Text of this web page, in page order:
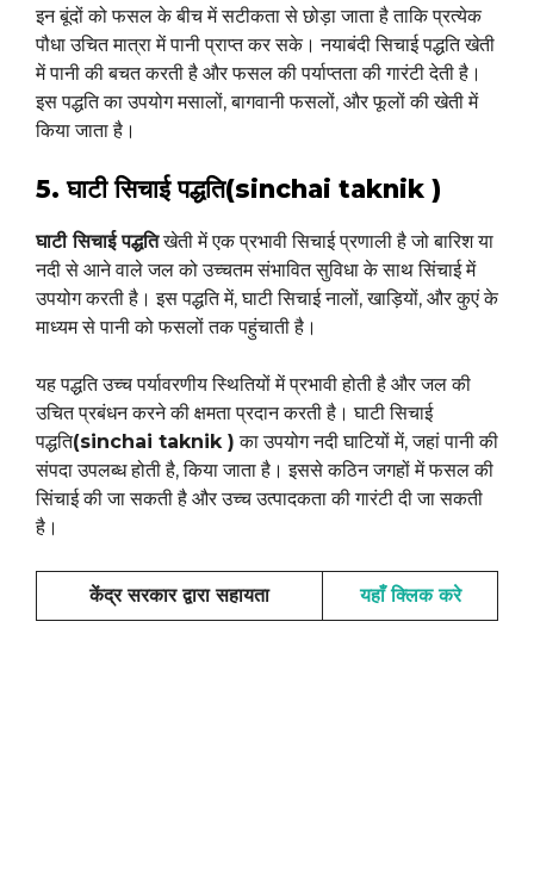
इन बूंदों को फसल के बीच में सटीकता से छोड़ा जाता है ताकि प्रत्येक
पौधा उचित मात्रा में पानी प्राप्त कर सके। नयाबंदी सिचाई पद्धति खेती
में पानी की बचत करती है और फसल की पर्याप्तता की गारंटी देती है।
इस पद्धति का उपयोग मसालों, बागवानी फसलों, और फूलों की खेती में
किया जाता है।
5. घाटी सिचाई पद्धति(sinchai taknik )
घाटी सिचाई पद्धतिखेती में एक प्रभावी सिचाई प्रणाली है जो बारिश या
नदी से आने वाले जल को उच्चतम संभावित सुविधा के साथ सिंचाई में
उपयोग करती है। इस पद्धति में, घाटी सिचाई नालों, खाड़ियों, और कुएं के
माध्यम से पानी को फसलों तक पहुंचाती है।
यह पद्धति उच्च पर्यावरणीय स्थितियों में प्रभावी होती है और जल की
उचित प्रबंधन करने की क्षमता प्रदान करती है। घाटी सिचाई
पद्धति(sinchai taknik ) का उपयोग नदी घाटियों में, जहां पानी की
संपदा उपलब्ध होती है, किया जाता है। इससे कठिन जगहों में फसल की
सिंचाई की जा सकती है और उच्च उत्पादकता की गारंटी दी जा सकती
है।
केंद्र सरकार द्वारा सहायता यहाँ क्लिक करे